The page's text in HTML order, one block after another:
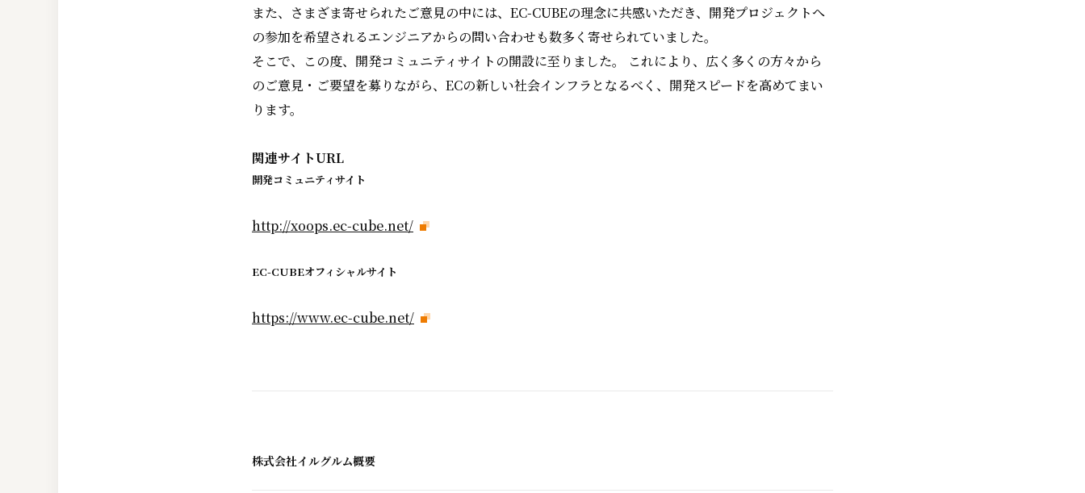
また、さまざま寄せられたご意見の中には、EC-CUBEの理念に共感いただき、開発プロジェクトへ
の参加を希望されるエンジニアからの問い合わせも数多く寄せられていました。
そこで、この度、開発コミュニティサイトの開設に至りました。 これにより、広く多くの方々から
のご意見・ご要望を募りながら、ECの新しい社会インフラとなるべく、開発スピードを高めてまい
ります。
関連サイトURL
開発コミュニティサイト
http://xoops.ec-cube.net/
EC-CUBEオフィシャルサイト
https://www.ec-cube.net/
株式会社イルグルム概要